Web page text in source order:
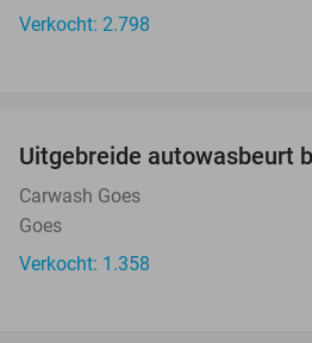
Verkocht: 2.798
Uitgebreide autowasbeurt
Carwash Goes
Goes
Verkocht: 1.358